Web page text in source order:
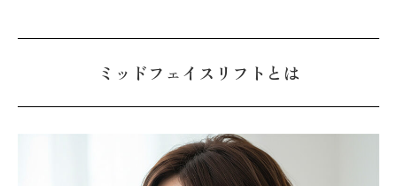
ミッドフェイスリフトとは